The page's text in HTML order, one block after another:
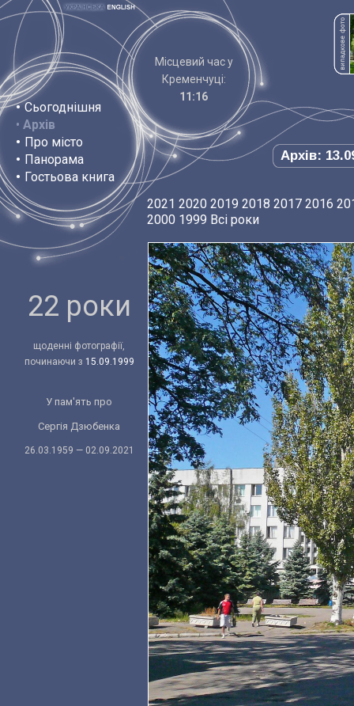
• Сьогоднішня
• Архів
• Про місто
• Панорама
• Гостьова книга
Місцевий час у
Кременчуці:
11:16
Архів:
22 роки
щоденні фотографії,
починаючи з 15.09.1999
У пам'ять про
Сергія Дзюбенка
26.03.1959 — 02.09.2021
2021 2020 2019 2018 2017 2016
2000 1999 Всі роки